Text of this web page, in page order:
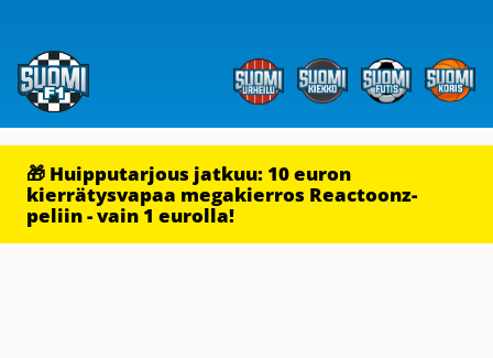
🎁 Huipputarjous jatkuu: 10 euron
kierrätysvapaa megakierros Reactoonz-
peliin - vain 1 eurolla!